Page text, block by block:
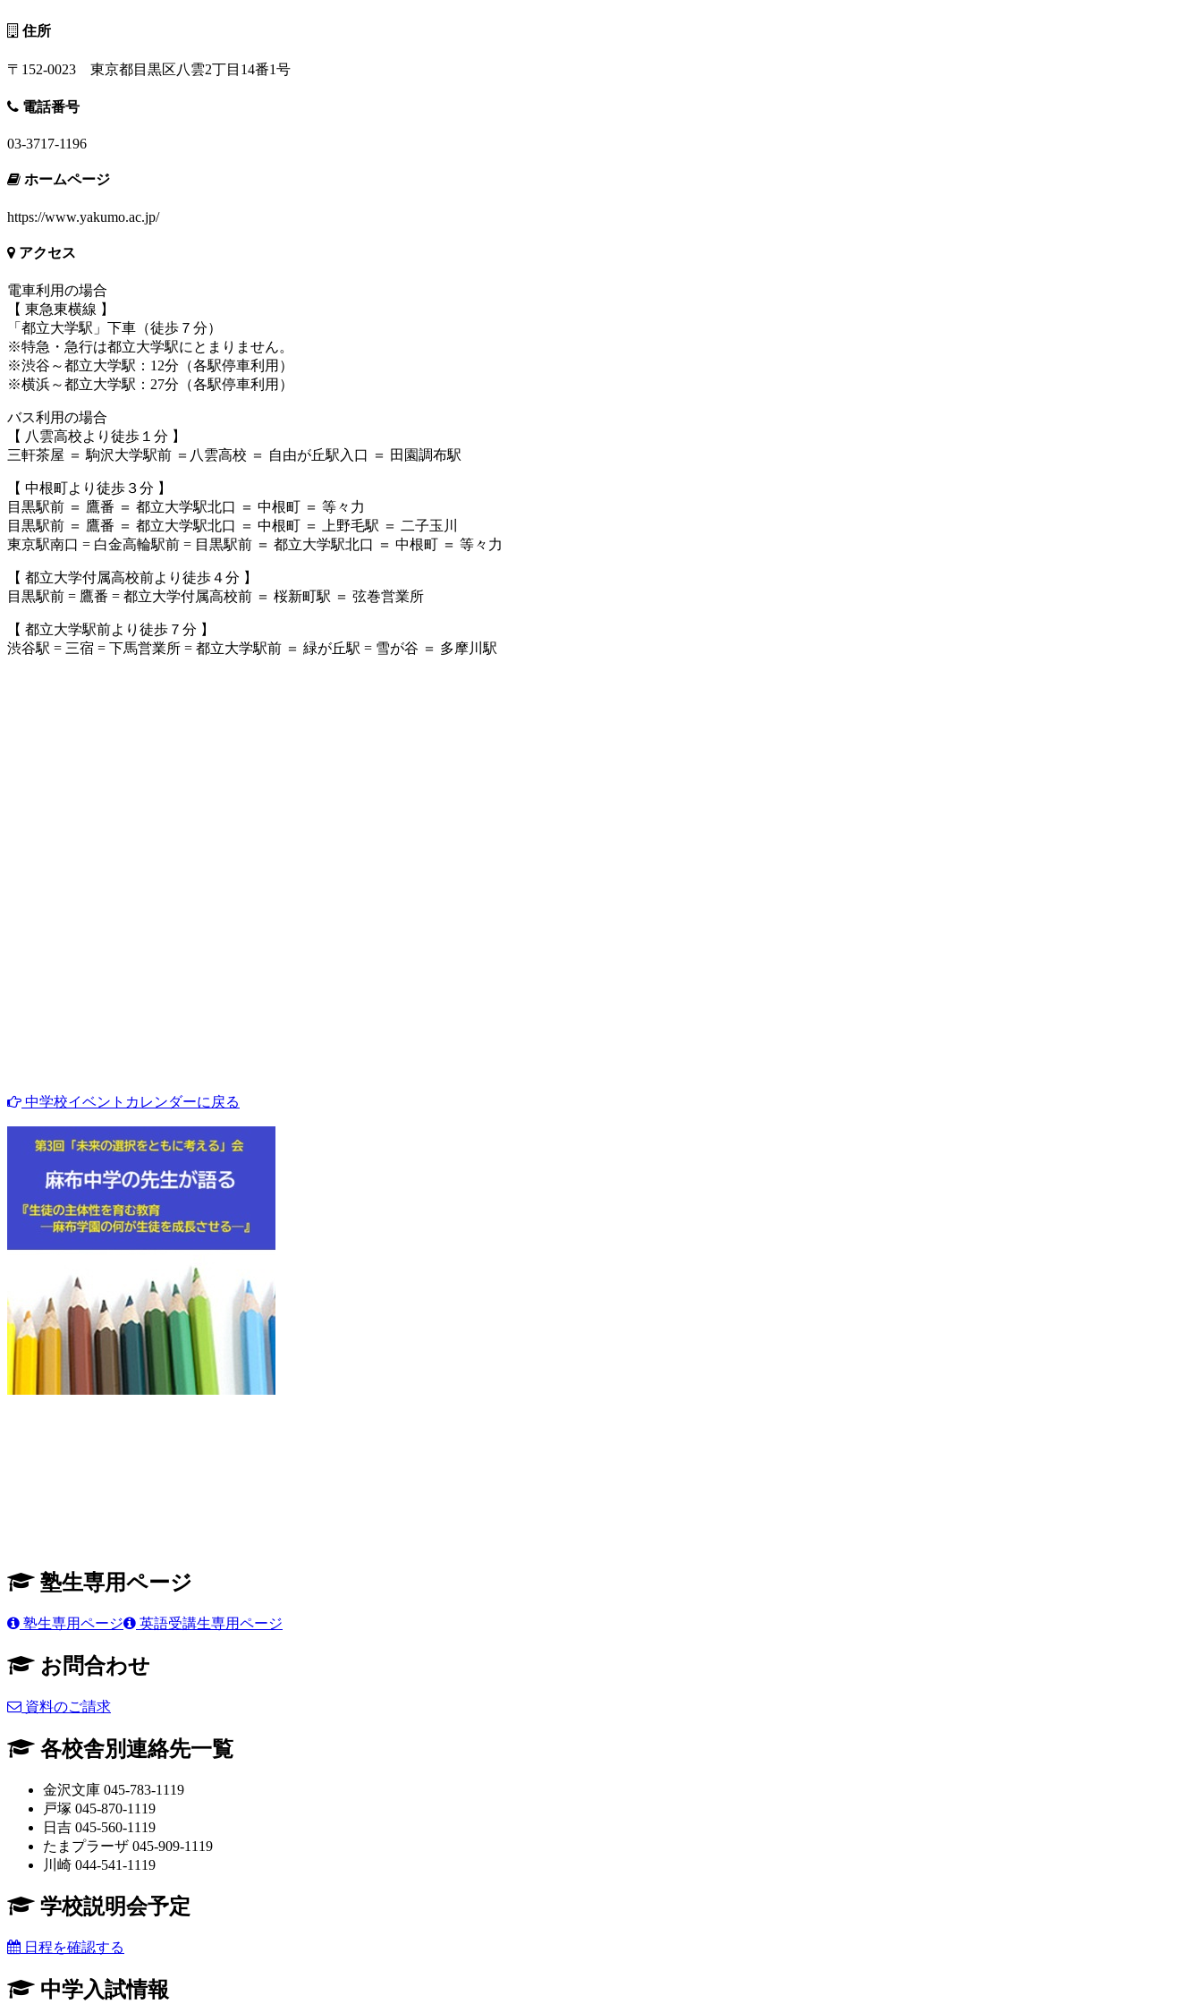
住所
〒152-0023 東京都目黒区八雲2丁目14番1号
電話番号
03-3717-1196
ホームページ
https://www.yakumo.ac.jp/
アクセス
電車利用の場合
【 東急東横線 】
「都立大学駅」下車（徒歩７分）
※特急・急行は都立大学駅にとまりません。
※渋谷～都立大学駅：12分（各駅停車利用）
※横浜～都立大学駅：27分（各駅停車利用）
バス利用の場合
【 八雲高校より徒歩１分 】
三軒茶屋 ＝ 駒沢大学駅前 ＝八雲高校 ＝ 自由が丘駅入口 ＝ 田園調布駅
【 中根町より徒歩３分 】
目黒駅前 ＝ 鷹番 ＝ 都立大学駅北口 ＝ 中根町 ＝ 等々力
目黒駅前 ＝ 鷹番 ＝ 都立大学駅北口 ＝ 中根町 ＝ 上野毛駅 ＝ 二子玉川
東京駅南口 = 白金高輪駅前 = 目黒駅前 ＝ 都立大学駅北口 ＝ 中根町 ＝ 等々力
【 都立大学付属高校前より徒歩４分 】
目黒駅前 = 鷹番 = 都立大学付属高校前 ＝ 桜新町駅 ＝ 弦巻営業所
【 都立大学駅前より徒歩７分 】
渋谷駅 = 三宿 = 下馬営業所 = 都立大学駅前 ＝ 緑が丘駅 = 雪が谷 ＝ 多摩川駅
中学校イベントカレンダーに戻る
塾生専用ページ
塾生専用ページ 英語受講生専用ページ
お問合わせ
資料のご請求
各校舎別連絡先一覧
金沢文庫 045-783-1119
戸塚 045-870-1119
日吉 045-560-1119
たまプラーザ 045-909-1119
川崎 044-541-1119
学校説明会予定
日程を確認する
中学入試情報